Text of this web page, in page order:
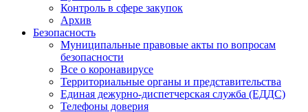
Контроль в сфере закупок
Архив
Безопасность
Муниципальные правовые акты по вопросам
безопасности
Все о коронавирусе
Территориальные органы и представительства
Единая дежурно-диспетчерская служба (ЕДДС)
Телефоны доверия